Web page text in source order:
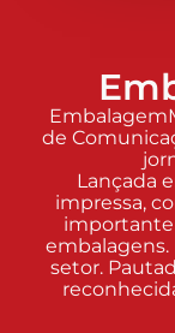
de
Lançada
impressa,
importante
embalagens.
setor.